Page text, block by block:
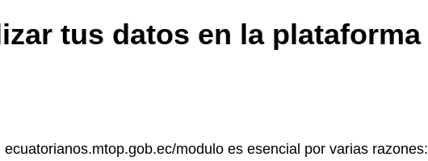
tus datos en la plataforma
modulo es esencial por varias razones: